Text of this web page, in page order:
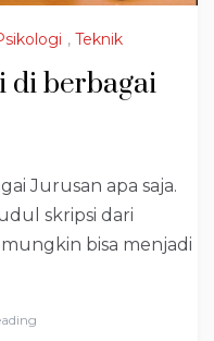
, Teknik
di berbagai
Jurusan apa saja.
skripsi dari
bisa menjadi